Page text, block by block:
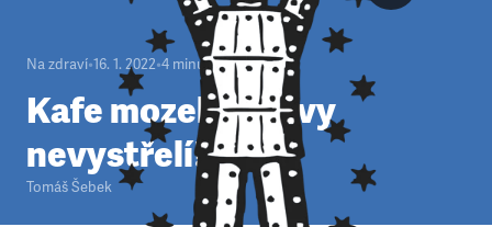
Na zdraví•16. 1. 2022•4 minuty
Kafe mozek z hlavy
nevystřelí!
Tomáš Šebek